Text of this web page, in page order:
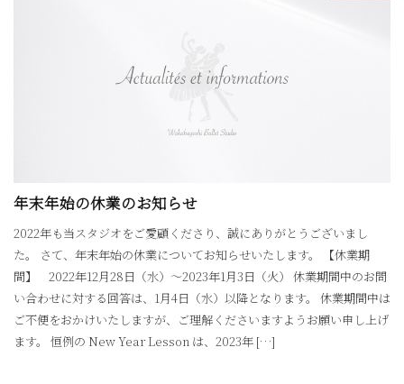
年末年始の休業のお知らせ
2022年も当スタジオをご愛顧くださり、誠にありがとうございまし
た。 さて、年末年始の休業についてお知らせいたします。 【休業期
間】 2022年12月28日（水）〜2023年1月3日（火） 休業期間中のお問
い合わせに対する回答は、1月4日（水）以降となります。 休業期間中は
ご不便をおかけいたしますが、ご理解くださいますようお願い申し上げ
ます。 恒例の New Year Lesson は、2023年 […]